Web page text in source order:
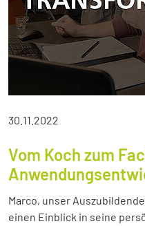
30.11.2022
Vom Koch zum
Marco, unser
einen Einblick in seine